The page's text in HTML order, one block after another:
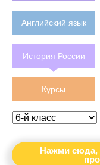
Английский язык
История России
Курсы
Нажми сюда,